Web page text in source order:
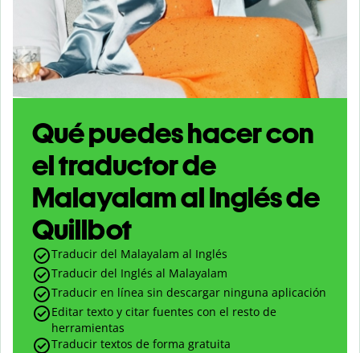
Qué puedes hacer con
el traductor de
Malayalam al Inglés de
Quillbot
Traducir del Malayalam al Inglés
Traducir del Inglés al Malayalam
Traducir en línea sin descargar ninguna aplicación
Editar texto y citar fuentes con el resto de
herramientas
Traducir textos de forma gratuita